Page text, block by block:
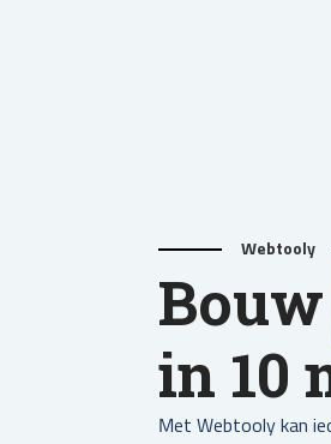
Webtooly
Bouw
in 10
Met Webtooly kan